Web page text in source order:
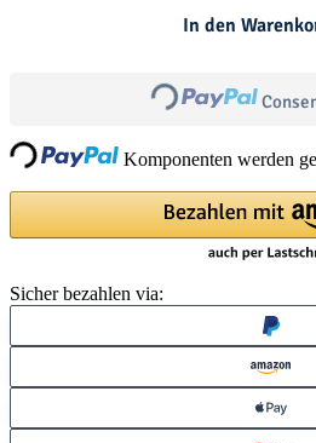
In den
Loading...
Komponenten werden
Sicher bezahlen via: